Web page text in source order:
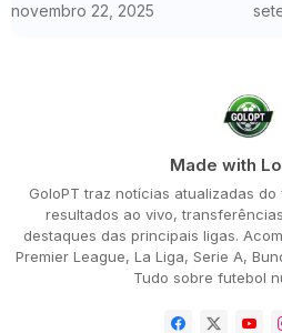
Pênaltis contra Atlético-MG
novembro 22, 2025
Made with
GoloPT traz notícias atualizadas
resultados ao vivo,
destaques das principais ligas.
Premier League, La Liga, Serie A,
Tudo sobre futebol